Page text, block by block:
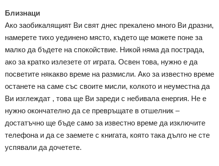
Близнаци
Ако заобикалящият Ви свят днес прекалено много Ви дразни,
намерете тихо уединено място, където ще можете поне за
малко да бъдете на спокойствие. Никой няма да пострада,
ако за кратко излезете от играта. Освен това, нужно е да
посветите някакво време на размисли. Ако за известно време
останете на саме със своите мисли, колкото и неуместна да
Ви изглеждат , това ще Ви зареди с небивала енергия. Не е
нужно окончателно да се превръщате в отшелник –
достатъчно ще бъде само за известно време да изключите
телефона и да се заемете с книгата, която така дълго не сте
успявали да дочетете.